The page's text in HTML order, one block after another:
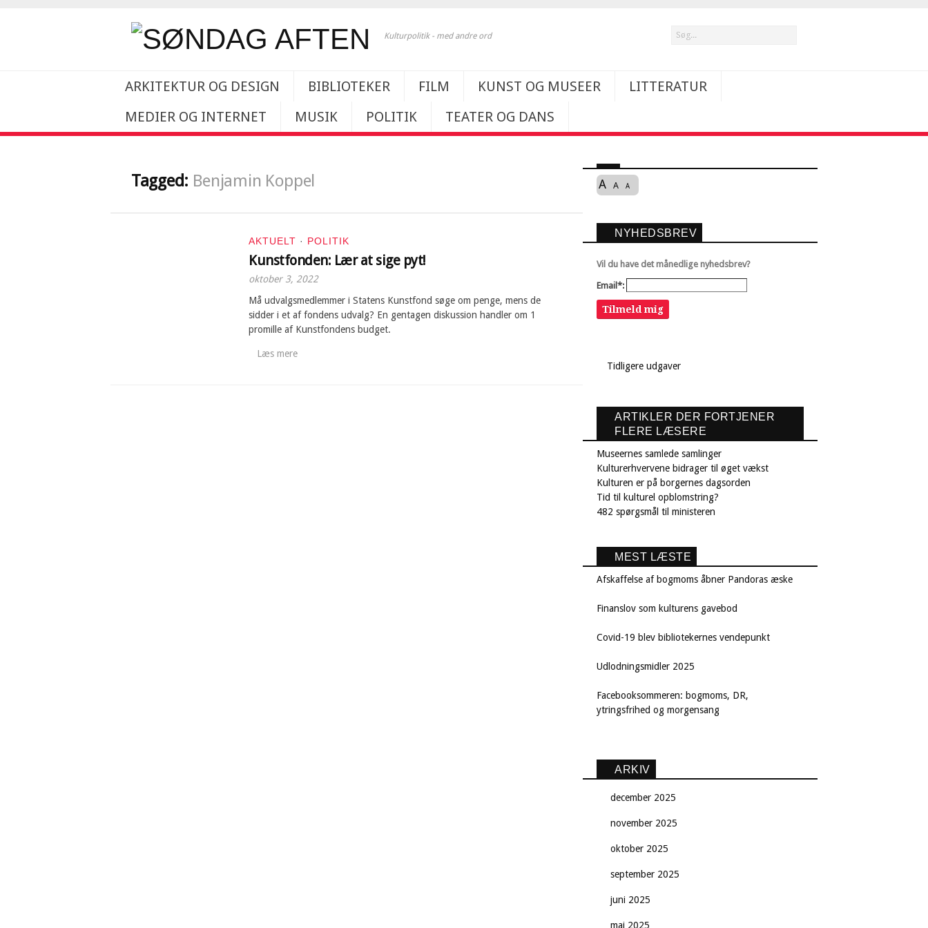
Kulturpolitik - med andre ord
ARKITEKTUR OG DESIGN BIBLIOTEKER FILM KUNST OG MUSEER
LITTERATUR
MEDIER OG INTERNET
MUSIK POLITIK TEATER OG DANS
Tagged: Benjamin Koppel
AKTUELT · POLITIK
Kunstfonden: Lær at sige pyt!
oktober 3, 2022
Må udvalgsmedlemmer i Statens Kunstfond søge om penge, mens de
sidder i et af fondens udvalg? En gentagen diskussion handler om 1
promille af Kunstfondens budget.
Læs mere
A A A
NYHEDSBREV
Vil du have det månedlige nyhedsbrev?
Email*:
Tilmeld mig
Tidligere udgaver
ARTIKLER DER FORTJENER
FLERE LÆSERE
Museernes samlede samlinger
Kulturerhvervene bidrager til øget vækst
Kulturen er på borgernes dagsorden
Tid til kulturel opblomstring?
482 spørgsmål til ministeren
MEST LÆSTE
Afskaffelse af bogmoms åbner Pandoras æske
Finanslov som kulturens gavebod
Covid-19 blev bibliotekernes vendepunkt
Udlodningsmidler 2025
Facebooksommeren: bogmoms, DR,
ytringsfrihed og morgensang
ARKIV
december 2025
november 2025
oktober 2025
september 2025
juni 2025
maj 2025